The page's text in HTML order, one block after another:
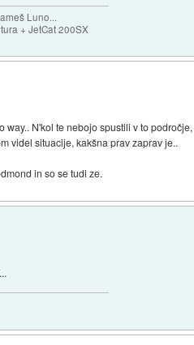
Luno...
+ JetCat 200SX
N'kol te nebojo spustili v to
videl situacije, kakšna prav zaprav je..
in so se tudi ze.